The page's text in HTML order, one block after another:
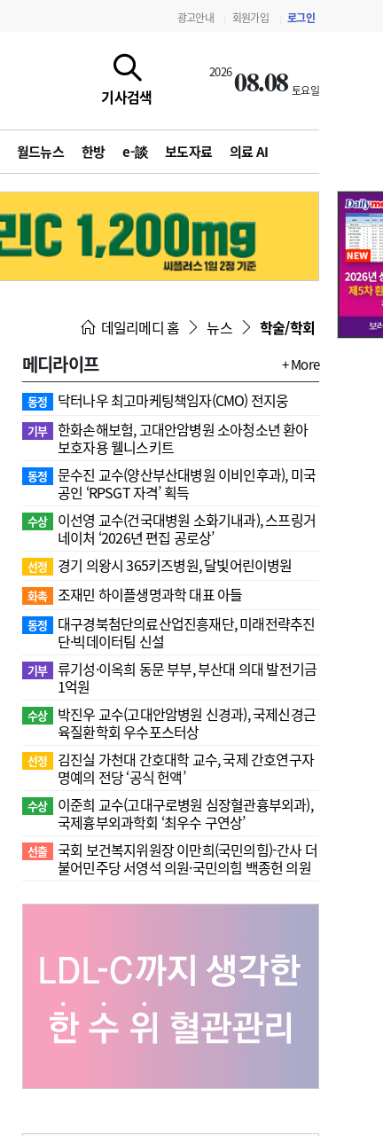
광고안내 회원가입 로그인
기사검색
202608.08 토요일
월드뉴스 한방 e-談 보도자료 의료 AI
지침·기준·평가 약제급여 심사 결과
데일리메디 홈 뉴스 학술/학회
메디라이프 + More
동정 닥터나우 최고마케팅책임자(CMO) 전지웅
기부 한화손해보험, 고대안암병원 소아청소년 환아
보호자용 웰니스키트
동정
문수진 교수( 양산부산대병원 이비인후과), 미국
공인 ‘RPSGT 자격’ 획득
수상
이선영 교수(건국대병원 소화기내과), 스프링거
네이처 ‘2026년 편집 공로상’
선정 경기 의왕시 365키즈병원, 달빛어린이병원
화촉 조재민 하이플생명과학 대표 아들
동정
대구경북첨단의료산업진흥재단, 미래전략추진
단·빅데이터팀 신설
기부 류기성·이옥희 동문 부부, 부산대 의대 발전기금
1억원
수상
박진우 교수(고대안암병원 신경과), 국제신경근
육질환학회 우수포스터상
선정
김진실 가천대 간호대학 교수, 국제 간호연구자
명예의 전당 ‘공식 헌액’
수상
이준희 교수(고대구로병원 심장혈관흉부외과),
국제흉부외과학회 ‘최우수 구연상’
선출 국회 보건복지위원장 이만희(국민의힘)-간사 더
불어민주당 서영석 의원·국민의힘 백종헌 의원